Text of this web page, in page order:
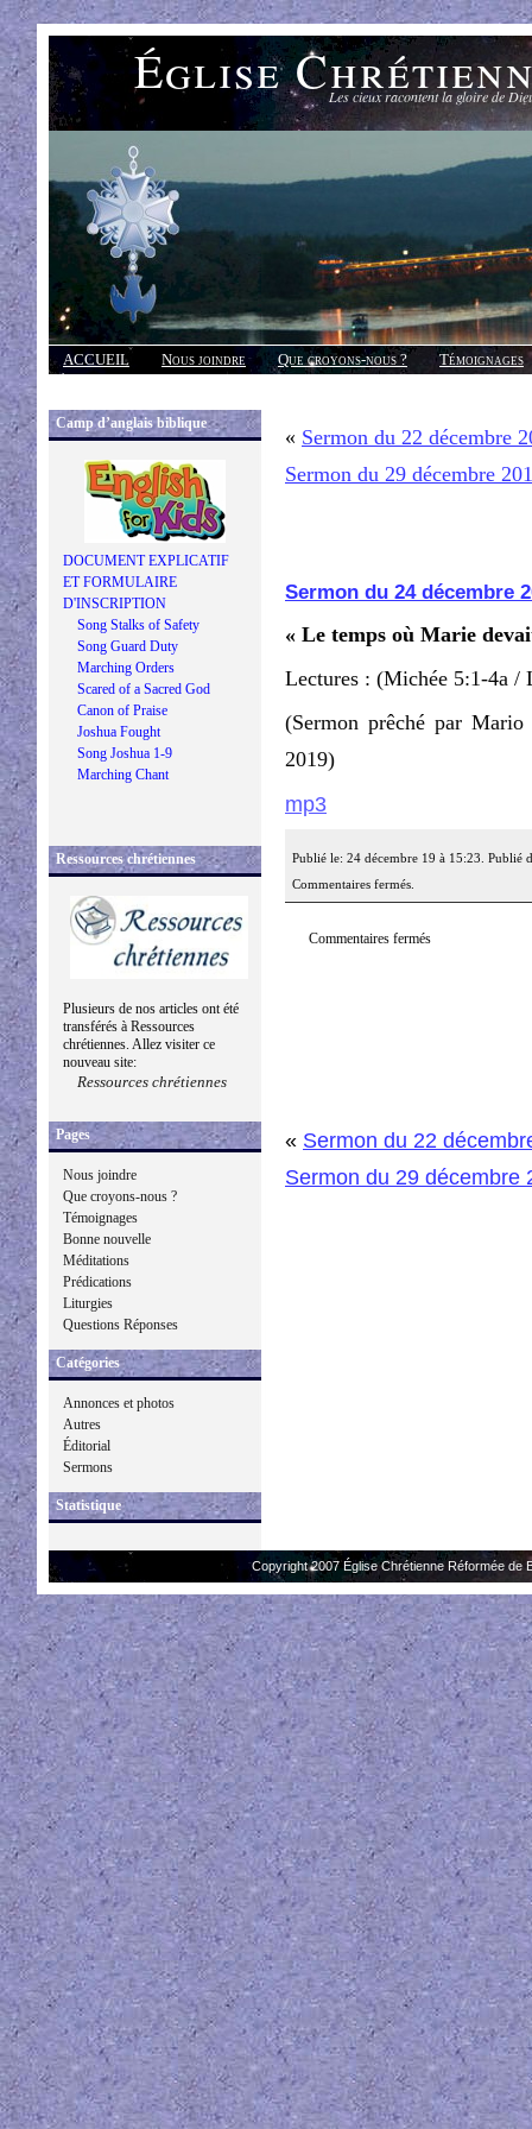
Église Les cieux racontent la gloire de
ACCUEIL Nous joindre Que croyons-nous ?
Témoignages
Réponses
Camp d’anglais biblique
DOCUMENT EXPLICATIF
ET FORMULAIRE
D'INSCRIPTION
Song Stalks of Safety
Song Guard Duty
Marching Orders
Scared of a Sacred God
Canon of Praise
Joshua Fought
Song Joshua 1-9
Marching Chant
Ressources chrétiennes
Plusieurs de nos articles ont été
transférés à Ressources
chrétiennes. Allez visiter ce
nouveau site:
Ressources chrétiennes
Pages
Nous joindre
Que croyons-nous ?
Témoignages
Bonne nouvelle
Méditations
Prédications
Liturgies
Questions Réponses
Catégories
Annonces et photos
Autres
Éditorial
Sermons
Statistique
« Sermon du 22 décembre
Sermon du 29 décembre
Sermon du 24 décembre
« Le temps où Marie
Lectures : (Michée 5:1-4a /
(Sermon prêché par
2019)
mp3
Publié le: 24 décembre 19 à 15:23. Publié
Commentaires fermés.
Commentaires fermés
« Sermon du 22
Sermon du 29 décembre
Copyright 2007 Église Chrétienne Réformée de